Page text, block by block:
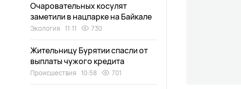
Очаровательных косулят
заметили в нацпарке на Байкале
Экология 11:11 730
Жительницу Бурятии спасли от
выплаты чужого кредита
Происшествия 10:58 701